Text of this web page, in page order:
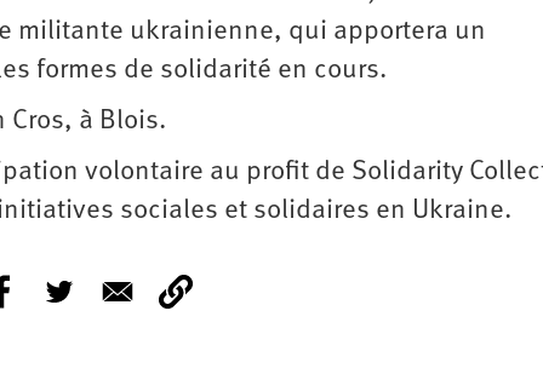
militante ukrainienne, qui apportera un
formes de solidarité en cours.
Cros, à Blois.
volontaire au profit de Solidarity
sociales et solidaires en Ukraine.